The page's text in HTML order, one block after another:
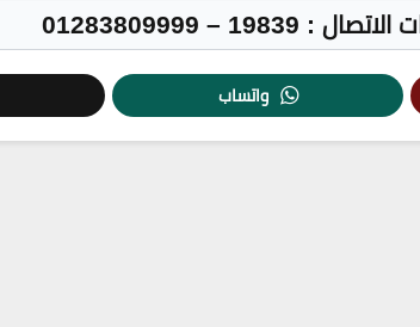
– 01283809999
واتساب